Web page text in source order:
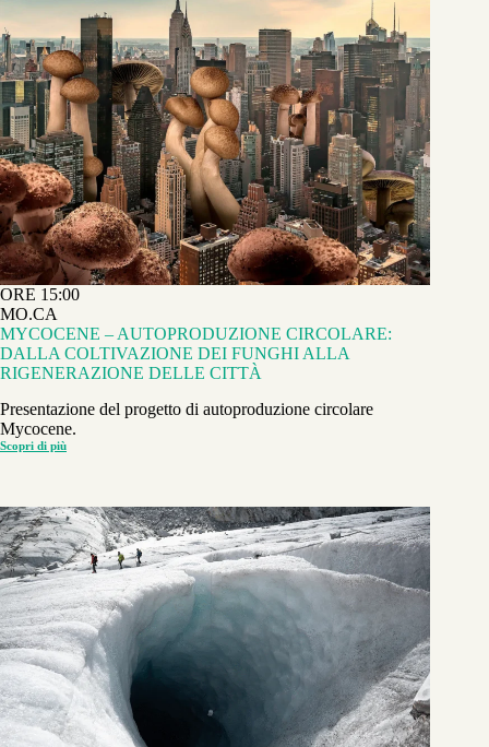
ORE 15:00
MO.CA
MYCOCENE – AUTOPRODUZIONE CIRCOLARE:
DALLA COLTIVAZIONE DEI FUNGHI ALLA
RIGENERAZIONE DELLE CITTÀ
Presentazione del progetto di autoproduzione circolare
Mycocene.
Scopri di più
MYCOCENE
COLTIVAZIONE
DEI
FUNGHI
ALLA
RIGENERAZIONE
DELLE
CITTÀ